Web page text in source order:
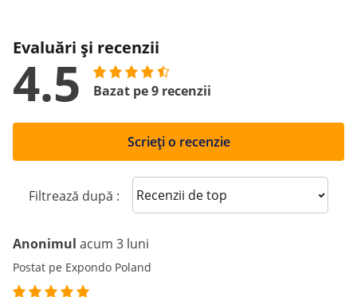
Evaluări și recenzii
4.5 Bazat pe 9 recenzii
Scrieți o recenzie
Filtrează după : Sort reviews
Anonimul acum 3 luni
Postat pe Expondo Poland